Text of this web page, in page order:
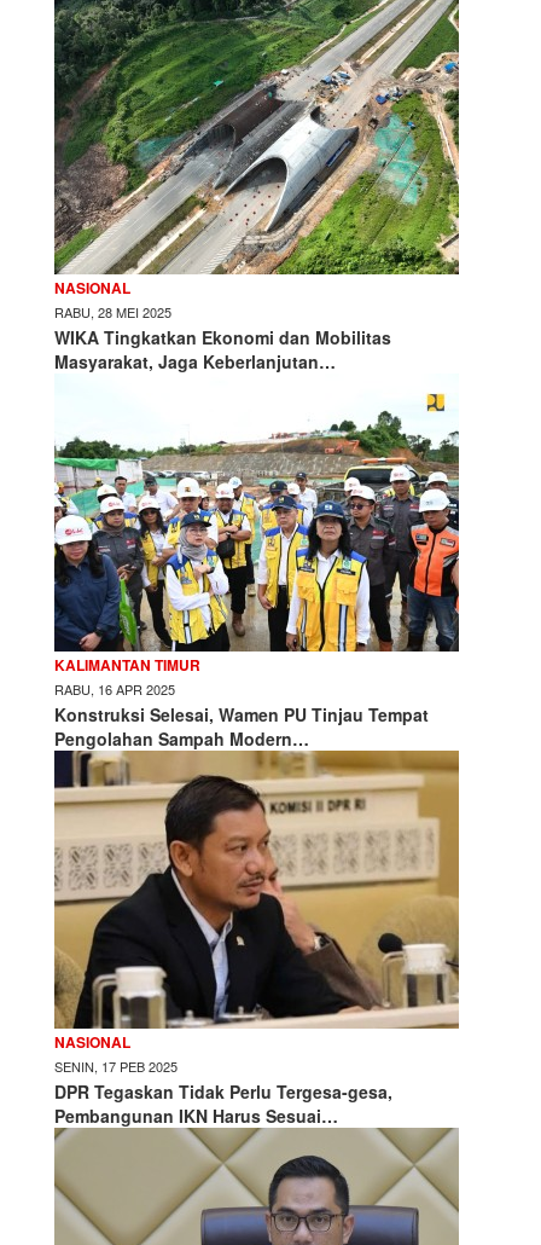
NASIONAL
RABU, 28 MEI 2025
WIKA Tingkatkan Ekonomi dan Mobilitas
Masyarakat, Jaga Keberlanjutan…
KALIMANTAN TIMUR
RABU, 16 APR 2025
Konstruksi Selesai, Wamen PU Tinjau Tempat
Pengolahan Sampah Modern…
NASIONAL
SENIN, 17 PEB 2025
DPR Tegaskan Tidak Perlu Tergesa-gesa,
Pembangunan IKN Harus Sesuai…